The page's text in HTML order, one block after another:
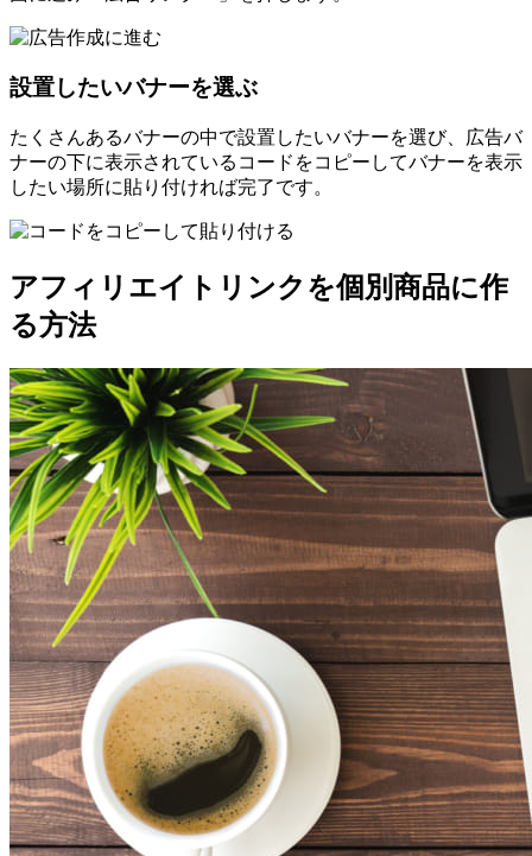
設置したいバナーを選ぶ
たくさんあるバナーの中で設置したいバナーを選び、広告バ
ナーの下に表示されているコードをコピーしてバナーを表示
したい場所に貼り付ければ完了です。
アフィリエイトリンクを個別商品に作
る方法